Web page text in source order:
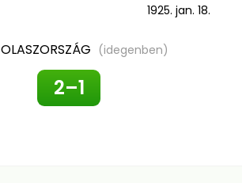
1925. jan. 18.
OLASZORSZÁG (idegenben)
2–1